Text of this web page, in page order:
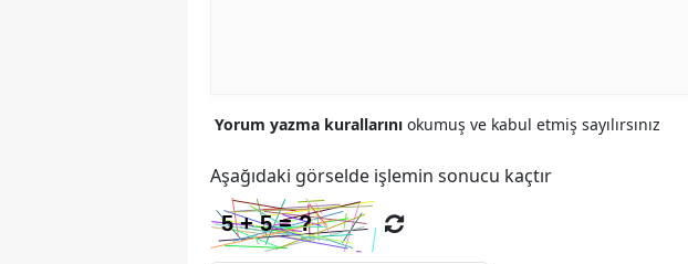
Yorum yazma kurallarını okumuş ve kabul etmiş sayılırsınız
Aşağıdaki görselde işlemin sonucu kaçtır